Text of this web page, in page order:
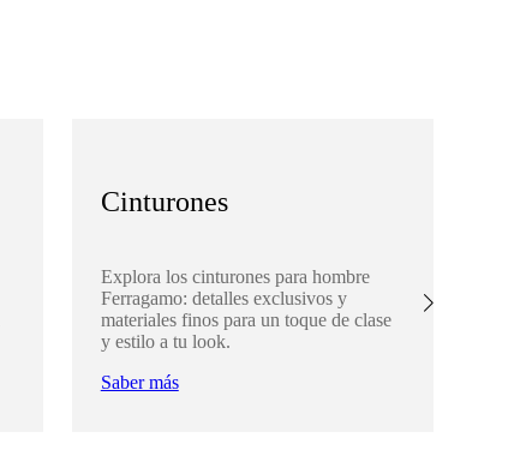
Cinturones
Explora los cinturones para hombre
Ferragamo: detalles exclusivos y
materiales finos para un toque de clase
y estilo a tu look.
Saber más